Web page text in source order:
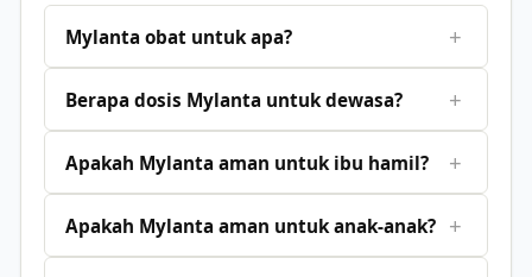
Mylanta obat untuk apa? +
Berapa dosis Mylanta untuk dewasa? +
Apakah Mylanta aman untuk ibu hamil? +
Apakah Mylanta aman untuk anak-anak? +